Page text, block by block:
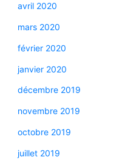
avril 2020
mars 2020
février 2020
janvier 2020
décembre 2019
novembre 2019
octobre 2019
juillet 2019